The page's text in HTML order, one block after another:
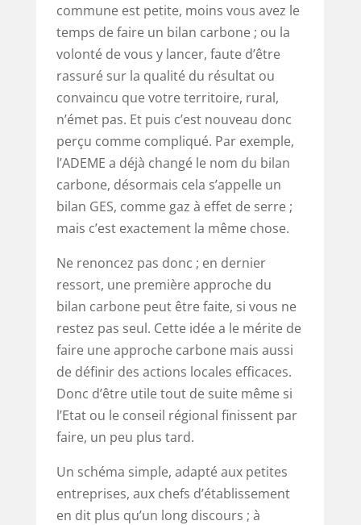
commune est petite, moins vous avez le
temps de faire un bilan carbone ; ou la
volonté de vous y lancer, faute d’être
rassuré sur la qualité du résultat ou
convaincu que votre territoire, rural,
n’émet pas. Et puis c’est nouveau donc
perçu comme compliqué. Par exemple,
l’ADEME a déjà changé le nom du bilan
carbone, désormais cela s’appelle un
bilan GES, comme gaz à effet de serre ;
mais c’est exactement la même chose.
Ne renoncez pas donc ; en dernier
ressort, une première approche du
bilan carbone peut être faite, si vous ne
restez pas seul. Cette idée a le mérite de
faire une approche carbone mais aussi
de définir des actions locales efficaces.
Donc d’être utile tout de suite même si
l’Etat ou le conseil régional finissent par
faire, un peu plus tard.
Un schéma simple, adapté aux petites
entreprises, aux chefs d’établissement
en dit plus qu’un long discours ; à